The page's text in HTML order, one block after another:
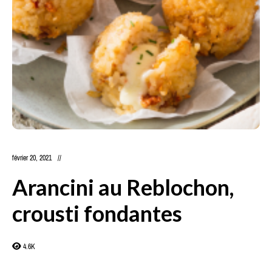
février 20, 2021
Arancini au Reblochon,
crousti fondantes
4.6K